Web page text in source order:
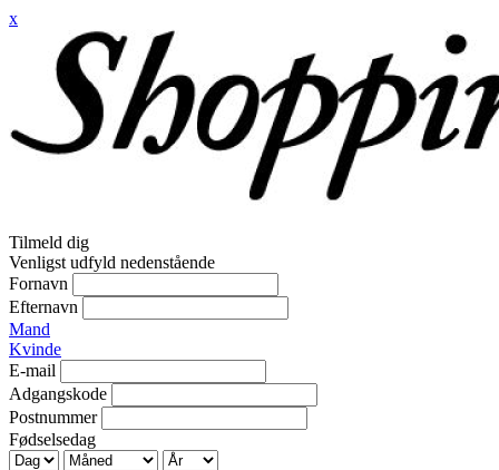
x
Tilmeld dig
Venligst udfyld nedenstående
Fornavn
Efternavn
Mand
Kvinde
E-mail
Adgangskode
Postnummer
Fødselsedag